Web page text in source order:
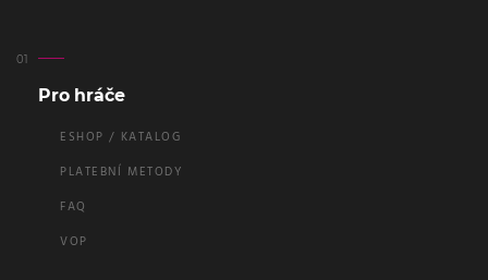
Pro hráče
ESHOP / KATALOG
PLATEBNÍ METODY
FAQ
VOP